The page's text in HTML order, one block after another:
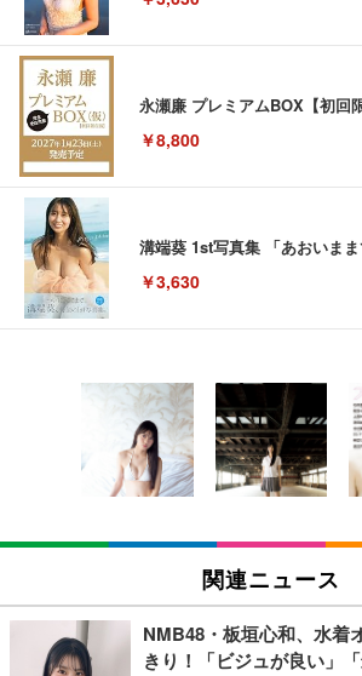
永瀬廉 プレミアムBOX【初回
￥8,800
溝端葵 1st写真集 「あおいまま
￥3,630
Juice=Juice Concert 2026 UP
E! (特典なし) [Blu-ray]
￥8,698
【Amazon.co.jp限定】「
判ブロマイド5枚セット) [Blu-
￥11,000
関連ニュース
NMB48・板垣心和、水着
きり！「ビジュが良い」